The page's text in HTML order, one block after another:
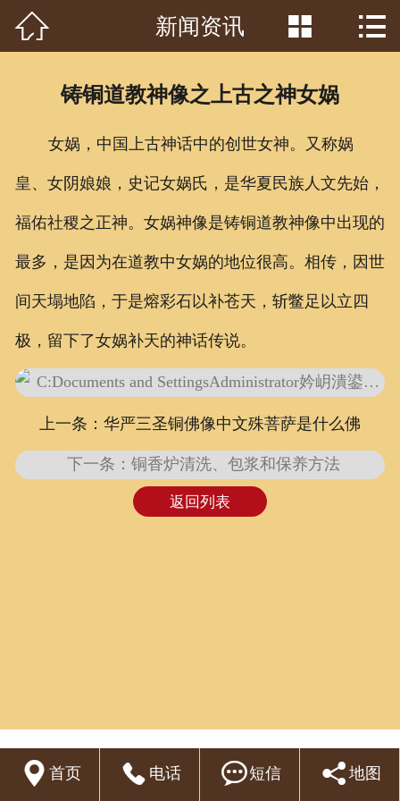
首页
新闻资讯
泥塑鉴赏
联系我们
 新闻资讯  
铸铜道教神像之上古之神女娲
女娲，中国上古神话中的创世女神。又称娲
皇、女阴娘娘，史记女娲氏，是华夏民族人文先始，
福佑社稷之正神。女娲神像是铸铜道教神像中出现的
最多，是因为在道教中女娲的地位很高。相传，因世
间天塌地陷，于是熔彩石以补苍天，斩鳖足以立四
极，留下了女娲补天的神话传说。
上一条：华严三圣铜佛像中文殊菩萨是什么佛
下一条：铜香炉清洗、包浆和保养方法
返回列表
 首页  电话 短信  地图